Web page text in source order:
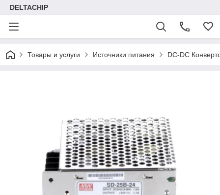
DELTACHIP
Товары и услуги Источники питания DC-DC